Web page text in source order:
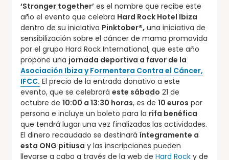
‘Stronger together’ es el nombre que recibe este
año el evento que celebra Hard Rock Hotel Ibiza
dentro de su iniciativa Pinktober®, una iniciativa de
sensibilización sobre el cáncer de mama promovida
por el grupo Hard Rock International, que este año
propone una jornada deportiva a favor de la
Asociación Ibiza y Formentera Contra el Cáncer,
IFCC. El precio de la entrada donativo a este
evento, que se celebrará este sábado 21 de
octubre de 10:00 a 13:30 horas, es de 10 euros por
persona e incluye un boleto para la rifa benéfica
que tendrá lugar una vez finalizadas las actividades.
El dinero recaudado se destinará íntegramente a
esta ONG pitiusa y las inscripciones pueden
llevarse a cabo a través de la web de Hard Rock y de